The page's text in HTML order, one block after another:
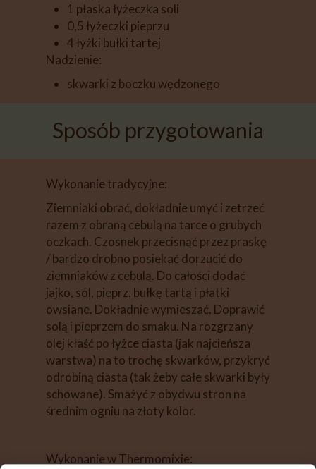
1 płaska łyżeczka soli
0,5 łyżeczki pieprzu
4 łyżki bułki tartej
Nadzienie:
skwarki z boczku wędzonego
Sposób przygotowania
Wykonanie tradycyjne:
Ziemniaki obrać, dokładnie umyć i zetrzeć
razem z obraną cebulą na tarce o grubych
oczkach. Czosnek przecisnąć przez praskę
/ bardzo drobno posiekać dorzucić do
ziemniaków z cebulą. Do całości dodać
jajko, sól, pieprz, bułkę tartą i płatki
owsiane. Dokładnie wymieszać. Doprawić
solą i pieprzem do smaku. Na rozgrzany
olej kłaść po łyżce ciasta (jak najcieńsza
warstwa) na to trochę skwarków, przykryć
odrobiną ciasta (tak żeby całe skwarki były
schowane). Smażyć z obydwu stron na
średnim ogniu na złoty kolor.
Wykonanie w Thermomixie: